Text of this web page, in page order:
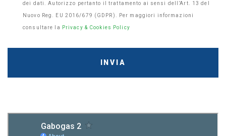
dei dati. Autorizzo pertanto il trattamento ai sensi dell’Art. 13 del
Nuovo Reg. EU 2016/679 (GDPR). Per maggiori informazioni
consultare la Privacy & Cookies Policy
INVIA